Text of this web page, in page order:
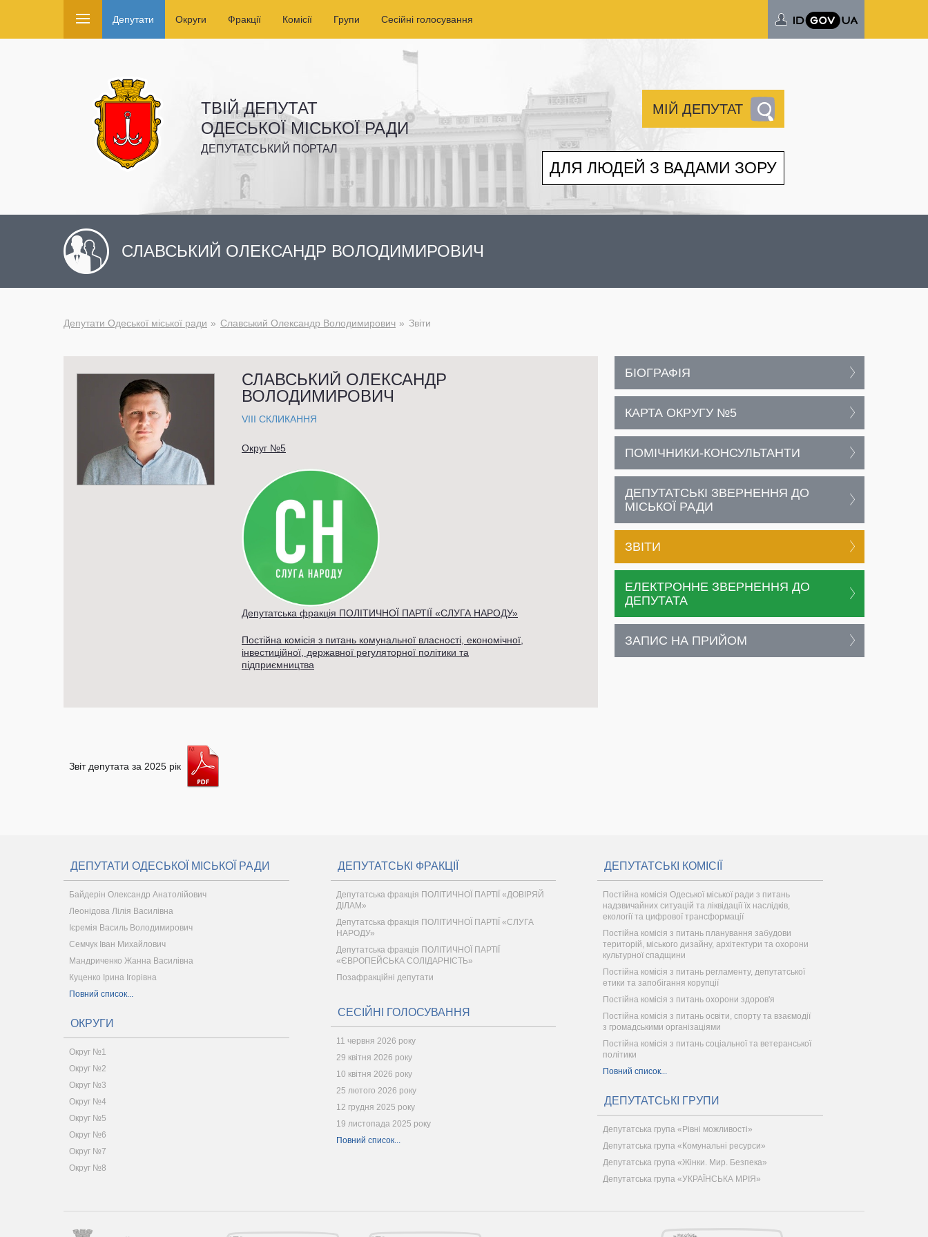
Депутати Округи Фракції Комісії Групи Сесійні голосування
ТВІЙ ДЕПУТАТ
ОДЕСЬКОЇ МІСЬКОЇ РАДИ
ДЕПУТАТСЬКИЙ ПОРТАЛ
МІЙ ДЕПУТАТ
ДЛЯ ЛЮДЕЙ З ВАДАМИ ЗОРУ
СЛАВСЬКИЙ ОЛЕКСАНДР ВОЛОДИМИРОВИЧ
Депутати Одеської міської ради Славський Олександр Володимирович Звіти
СЛАВСЬКИЙ ОЛЕКСАНДР
ВОЛОДИМИРОВИЧ
VIII СКЛИКАННЯ
Округ №5
Депутатська фракція ПОЛІТИЧНОЇ ПАРТІЇ «СЛУГА НАРОДУ»
Постійна комісія з питань комунальної власності, економічної,
інвестиційної, державної регуляторної політики та
підприємництва
Звіт депутата за 2025 рік
БІОГРАФІЯ
КАРТА ОКРУГУ №5
ПОМІЧНИКИ-КОНСУЛЬТАНТИ
ДЕПУТАТСЬКІ ЗВЕРНЕННЯ ДО
МІСЬКОЇ РАДИ
ЗВІТИ
ЕЛЕКТРОННЕ ЗВЕРНЕННЯ ДО
ДЕПУТАТА
ЗАПИС НА ПРИЙОМ
ДЕПУТАТИ ОДЕСЬКОЇ МІСЬКОЇ РАДИ
Байдерін Олександр Анатолійович
Леонідова Лілія Василівна
Ієремія Василь Володимирович
Семчук Іван Михайлович
Мандриченко Жанна Василівна
Куценко Ірина Ігорівна
Повний список...
ОКРУГИ
Округ №1
Округ №2
Округ №3
Округ №4
Округ №5
Округ №6
Округ №7
Округ №8
ДЕПУТАТСЬКІ ФРАКЦІЇ
Депутатська фракція ПОЛІТИЧНОЇ ПАРТІЇ «ДОВІРЯЙ
ДІЛАМ»
Депутатська фракція ПОЛІТИЧНОЇ ПАРТІЇ «СЛУГА
НАРОДУ»
Депутатська фракція ПОЛІТИЧНОЇ ПАРТІЇ
«ЄВРОПЕЙСЬКА СОЛІДАРНІСТЬ»
Позафракційні депутати
СЕСІЙНІ ГОЛОСУВАННЯ
11 червня 2026 року
29 квітня 2026 року
10 квітня 2026 року
25 лютого 2026 року
12 грудня 2025 року
19 листопада 2025 року
Повний список...
ДЕПУТАТСЬКІ КОМІСІЇ
Постійна комісія Одеської міської ради з питань
надзвичайних ситуацій та ліквідації їх наслідків,
екології та цифрової трансформації
Постійна комісія з питань планування забудови
територій, міського дизайну, архітектури та охорони
культурної спадщини
Постійна комісія з питань регламенту, депутатської
етики та запобігання корупції
Постійна комісія з питань охорони здоров'я
Постійна комісія з питань освіти, спорту та взаємодії
з громадськими організаціями
Постійна комісія з питань соціальної та ветеранської
політики
Повний список...
ДЕПУТАТСЬКІ ГРУПИ
Депутатська група «Рівні можливості»
Депутатська група «Комунальні ресурси»
Депутатська група «Жінки. Мир. Безпека»
Депутатська група «УКРАЇНСЬКА МРІЯ»